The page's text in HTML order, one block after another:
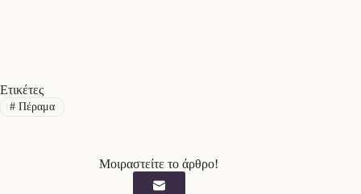
Ετικέτες
#Πέραμα
Μοιραστείτε το άρθρο!